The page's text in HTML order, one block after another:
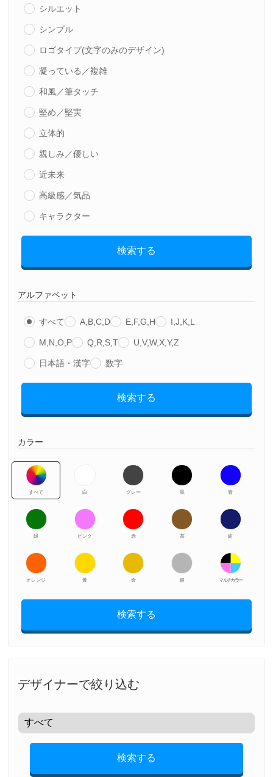
シルエット
シンプル
ロゴタイプ(文字のみのデザイン)
凝っている／複雑
和風／筆タッチ
堅め／堅実
立体的
親しみ／優しい
近未来
高級感／気品
キャラクター
検索する
アルファベット
すべて A,B,C,D E,F,G,H I,J,K,L
M,N,O,P Q,R,S,T U,V,W,X,Y,Z
日本語・漢字 数字
検索する
カラー
すべて 白 グレー 黒 青
緑 ピンク 赤 茶 紺
オレンジ 黃 金 銀 マルチカラー
検索する
デザイナーで絞り込む
検索する